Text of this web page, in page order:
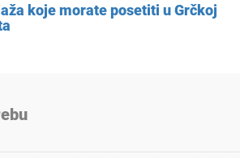
koje morate posetiti u Grčkoj